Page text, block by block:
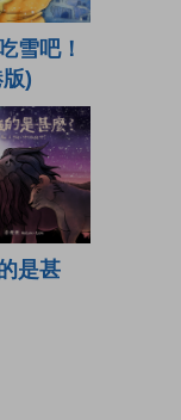
雪吧！
)
是甚